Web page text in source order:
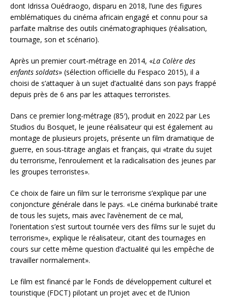
dont Idrissa Ouédraogo, disparu en 2018, l’une des figures
emblématiques du cinéma africain engagé et connu pour sa
parfaite maîtrise des outils cinématographiques (réalisation,
tournage, son et scénario).
Après un premier court-métrage en 2014, «La Colère des
enfants soldats» (sélection officielle du Fespaco 2015), il a
choisi de s’attaquer à un sujet d’actualité dans son pays frappé
depuis près de 6 ans par les attaques terroristes.
Dans ce premier long-métrage (85′), produit en 2022 par Les
Studios du Bosquet, le jeune réalisateur qui est également au
montage de plusieurs projets, présente un film dramatique de
guerre, en sous-titrage anglais et français, qui «traite du sujet
du terrorisme, l’enroulement et la radicalisation des jeunes par
les groupes terroristes».
Ce choix de faire un film sur le terrorisme s’explique par une
conjoncture générale dans le pays. «Le cinéma burkinabé traite
de tous les sujets, mais avec l’avènement de ce mal,
l’orientation s’est surtout tournée vers des films sur le sujet du
terrorisme», explique le réalisateur, citant des tournages en
cours sur cette même question d’actualité qui les empêche de
travailler normalement».
Le film est financé par le Fonds de développement culturel et
touristique (FDCT) pilotant un projet avec et de l’Union